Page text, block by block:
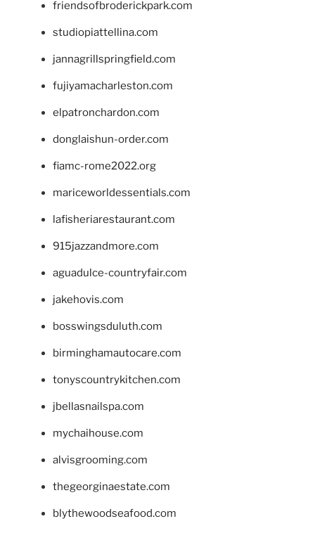
friendsofbroderickpark.com
studiopiattellina.com
jannagrillspringfield.com
fujiyamacharleston.com
elpatronchardon.com
donglaishun-order.com
fiamc-rome2022.org
mariceworldessentials.com
lafisheriarestaurant.com
915jazzandmore.com
aguadulce-countryfair.com
jakehovis.com
bosswingsduluth.com
birminghamautocare.com
tonyscountrykitchen.com
jbellasnailspa.com
mychaihouse.com
alvisgrooming.com
thegeorginaestate.com
blythewoodseafood.com